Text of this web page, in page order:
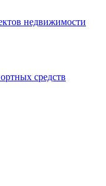
недвижимости
средств